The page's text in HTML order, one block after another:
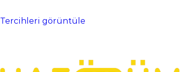
Tercihleri ​​görüntüle